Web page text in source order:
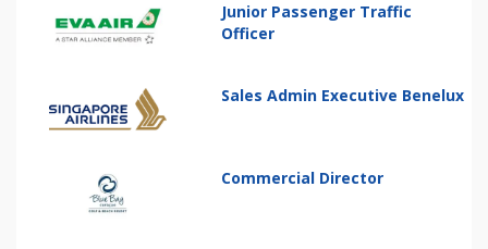
Junior Passenger Traffic
Officer
Sales Admin Executive Benelux
Commercial Director